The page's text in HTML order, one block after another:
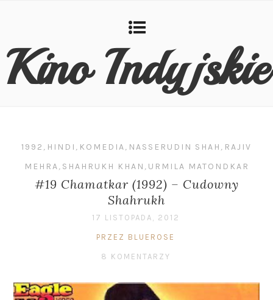
Kino Indyjskie
1992 , HINDI , KOMEDIA, NASSERUDIN SHAH , RAJIV
MEHRA, SHAHRUKH KHAN , URMILA MATONDKAR
#19 Chamatkar (1992) – Cudowny
Shahrukh
17 LISTOPADA, 2012
PRZEZ BLUEROSE
8 KOMENTARZY